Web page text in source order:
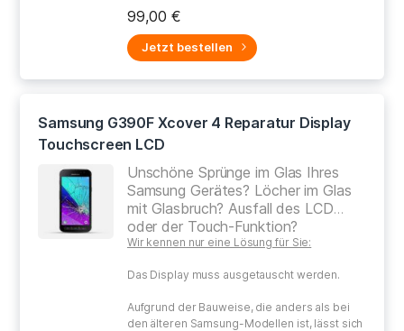
Ihres defekten Gerätes.
99,00 €
Jetzt bestellen
Samsung G390F Xcover 4 Reparatur Display
Touchscreen LCD
Unschöne Sprünge im Glas Ihres
Samsung Gerätes? Löcher im Glas
mit Glasbruch? Ausfall des LCD
oder der Touch-Funktion?
Wir kennen nur eine Lösung für Sie:
Das Display muss ausgetauscht werden.
Aufgrund der Bauweise, die anders als bei
den älteren Samsung-Modellen ist, lässt sich